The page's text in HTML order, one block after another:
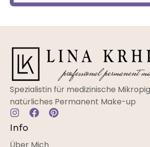
Spezialistin für medizinische
natürliches Permanent Make-up
Info